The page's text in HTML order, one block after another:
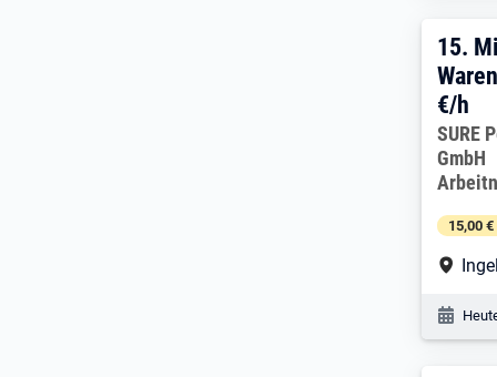
15.
15.
€/h
SURE
GmbH
15,00